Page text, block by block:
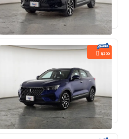
مستعملة 20,114 كم ممشى قليل
8,200
مستعملة 82,120 كم